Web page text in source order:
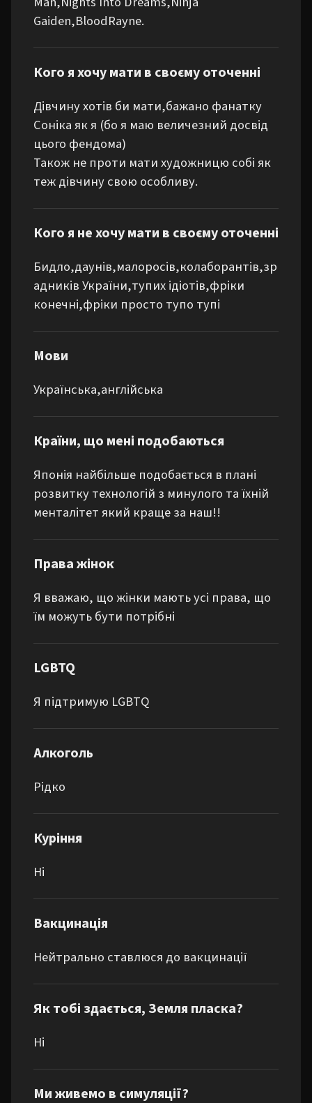
Gaiden,BloodRayne.
Кого я хочу мати в своєму оточенні
Дівчину хотів би мати,бажано фанатку
Соніка як я (бо я маю величезний досвід
цього фендома)
Також не проти мати художницю собі як
теж дівчину свою особливу.
Кого я не хочу мати в своєму оточенні
Бидло,даунів,малоросів,колаборантів,зр
адників України,тупих ідіотів,фріки
конечні,фріки просто тупо тупі
Мови
Українська,англійська
Країни, що мені подобаються
Японія найбільше подобається в плані
розвитку технологій з минулого та їхній
менталітет який краще за наш!!
Права жінок
Я вважаю, що жінки мають усі права, що
їм можуть бути потрібні
LGBTQ
Я підтримую LGBTQ
Алкоголь
Рідко
Куріння
Ні
Вакцинація
Нейтрально ставлюся до вакцинації
Як тобі здається, Земля пласка?
Ні
Ми живемо в симуляції?